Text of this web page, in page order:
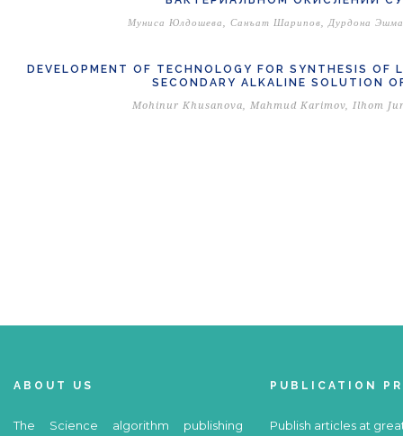
Муниса Юлдошева, Санъат Шарипов, Дурдона
DEVELOPMENT OF TECHNOLOGY FOR SYNTHESIS OF
SECONDARY ALKALINE SOLUTION
Mohinur Khusanova, Mahmud Karimov, Ilhom
ABOUT US
The Science algorithm publishing
PUBLICATION
Publish articles at